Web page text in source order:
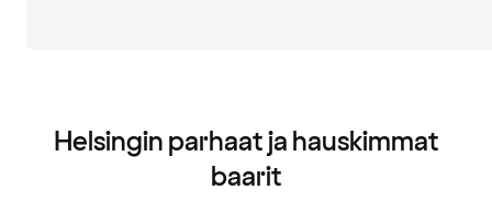
Helsingin parhaat ja hauskimmat
baarit